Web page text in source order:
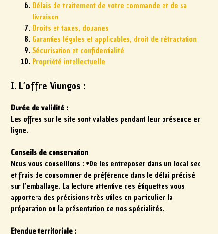
Délais de traitement de votre commande et de sa
livraison
Droits et taxes, douanes
Garanties légales et applicables, droit de rétractation
Sécurisation et confidentialité
Propriété intellectuelle
I. L’offre Viungos :
Durée de validité :
Les offres sur le site sont valables pendant leur présence en
ligne.
Conseils de conservation
Nous vous conseillons : *De les entreposer dans un local sec
et frais de consommer de préférence dans le délai précisé
sur l’emballage. La lecture attentive des étiquettes vous
apportera des précisions très utiles en particulier la
préparation ou la présentation de nos spécialités.
Etendue territoriale :